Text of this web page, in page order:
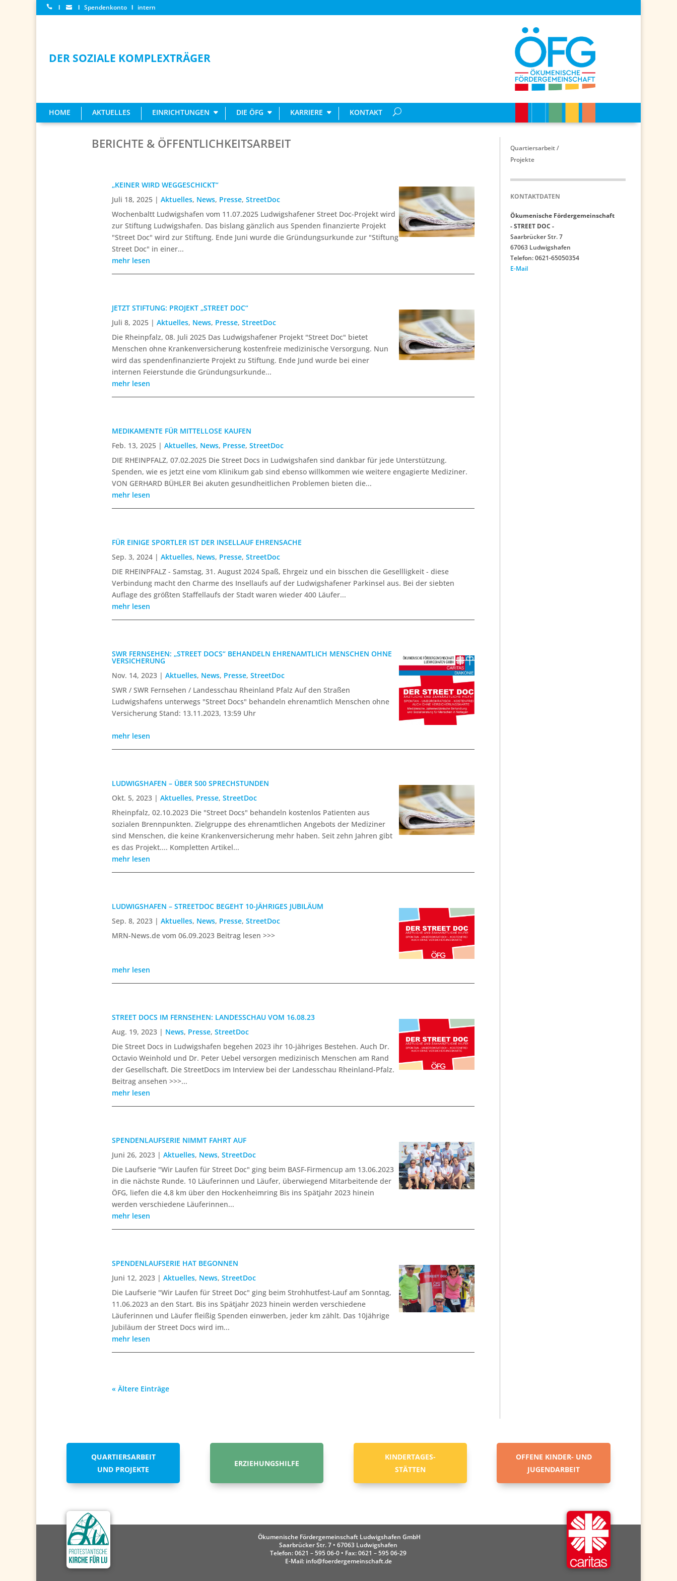
Ι Ι Spendenkonto Ι intern
DER SOZIALE KOMPLEXTRÄGER
HOME AKTUELLES EINRICHTUNGEN DIE ÖFG KARRIERE KONTAKT
BERICHTE & ÖFFENTLICHKEITSARBEIT
„KEINER WIRD WEGGESCHICKT“
Juli 18, 2025 | Aktuelles, News, Presse, StreetDoc
Wochenbaltt Ludwigshafen vom 11.07.2025 Ludwigshafener Street Doc-Projekt wird
zur Stiftung Ludwigshafen. Das bislang gänzlich aus Spenden finanzierte Projekt
"Street Doc" wird zur Stiftung. Ende Juni wurde die Gründungsurkunde zur "Stiftung
Street Doc" in einer...
mehr lesen
JETZT STIFTUNG: PROJEKT „STREET DOC“
Juli 8, 2025 | Aktuelles, News, Presse, StreetDoc
Die Rheinpfalz, 08. Juli 2025 Das Ludwigshafener Projekt "Street Doc" bietet
Menschen ohne Krankenversicherung kostenfreie medizinische Versorgung. Nun
wird das spendenfinanzierte Projekt zu Stiftung. Ende Jund wurde bei einer
internen Feierstunde die Gründungsurkunde...
mehr lesen
MEDIKAMENTE FÜR MITTELLOSE KAUFEN
Feb. 13, 2025 | Aktuelles, News, Presse, StreetDoc
DIE RHEINPFALZ, 07.02.2025 Die Street Docs in Ludwigshafen sind dankbar für jede Unterstützung.
Spenden, wie es jetzt eine vom Klinikum gab sind ebenso willkommen wie weitere engagierte Mediziner.
VON GERHARD BÜHLER Bei akuten gesundheitlichen Problemen bieten die...
mehr lesen
FÜR EINIGE SPORTLER IST DER INSELLAUF EHRENSACHE
Sep. 3, 2024 | Aktuelles, News, Presse, StreetDoc
DIE RHEINPFALZ - Samstag, 31. August 2024 Spaß, Ehrgeiz und ein bisschen die Gesellligkeit - diese
Verbindung macht den Charme des Insellaufs auf der Ludwigshafener Parkinsel aus. Bei der siebten
Auflage des größten Staffellaufs der Stadt waren wieder 400 Läufer...
mehr lesen
SWR FERNSEHEN: „STREET DOCS“ BEHANDELN EHRENAMTLICH MENSCHEN OHNE
VERSICHERUNG
Nov. 14, 2023 | Aktuelles, News, Presse, StreetDoc
SWR / SWR Fernsehen / Landesschau Rheinland Pfalz Auf den Straßen
Ludwigshafens unterwegs "Street Docs" behandeln ehrenamtlich Menschen ohne
Versicherung Stand: 13.11.2023, 13:59 Uhr
mehr lesen
LUDWIGSHAFEN – ÜBER 500 SPRECHSTUNDEN
Okt. 5, 2023 | Aktuelles, Presse, StreetDoc
Rheinpfalz, 02.10.2023 Die "Street Docs" behandeln kostenlos Patienten aus
sozialen Brennpunkten. Zielgruppe des ehrenamtlichen Angebots der Mediziner
sind Menschen, die keine Krankenversicherung mehr haben. Seit zehn Jahren gibt
es das Projekt.... Kompletten Artikel...
mehr lesen
LUDWIGSHAFEN – STREETDOC BEGEHT 10-JÄHRIGES JUBILÄUM
Sep. 8, 2023 | Aktuelles, News, Presse, StreetDoc
MRN-News.de vom 06.09.2023 Beitrag lesen >>>
mehr lesen
STREET DOCS IM FERNSEHEN: LANDESSCHAU VOM 16.08.23
Aug. 19, 2023 | News, Presse, StreetDoc
Die Street Docs in Ludwigshafen begehen 2023 ihr 10-jähriges Bestehen. Auch Dr.
Octavio Weinhold und Dr. Peter Uebel versorgen medizinisch Menschen am Rand
der Gesellschaft. Die StreetDocs im Interview bei der Landesschau Rheinland-Pfalz.
Beitrag ansehen >>>...
mehr lesen
SPENDENLAUFSERIE NIMMT FAHRT AUF
Juni 26, 2023 | Aktuelles, News, StreetDoc
Die Laufserie "Wir Laufen für Street Doc" ging beim BASF-Firmencup am 13.06.2023
in die nächste Runde. 10 Läuferinnen und Läufer, überwiegend Mitarbeitende der
ÖFG, liefen die 4,8 km über den Hockenheimring Bis ins Spätjahr 2023 hinein
werden verschiedene Läuferinnen...
mehr lesen
SPENDENLAUFSERIE HAT BEGONNEN
Juni 12, 2023 | Aktuelles, News, StreetDoc
Die Laufserie "Wir Laufen für Street Doc" ging beim Strohhutfest-Lauf am Sonntag,
11.06.2023 an den Start. Bis ins Spätjahr 2023 hinein werden verschiedene
Läuferinnen und Läufer fleißig Spenden einwerben, jeder km zählt. Das 10jährige
Jubiläum der Street Docs wird im...
mehr lesen
« Ältere Einträge
Quartiersarbeit /
Projekte
KONTAKTDATEN
Ökumenische Fördergemeinschaft
- STREET DOC -
Saarbrücker Str. 7
67063 Ludwigshafen
Telefon: 0621-65050354
E-Mail
QUARTIERSARBEIT
UND PROJEKTE
ERZIEHUNGSHILFE
KINDERTAGES-
STÄTTEN
OFFENE KINDER- UND
JUGENDARBEIT
Ökumenische Fördergemeinschaft Ludwigshafen GmbH
Saarbrücker Str. 7 • 67063 Ludwigshafen
Telefon:0621 – 595 06-0 • Fax: 0621 – 595 06-29
E-Mail: info@foerdergemeinschaft.de